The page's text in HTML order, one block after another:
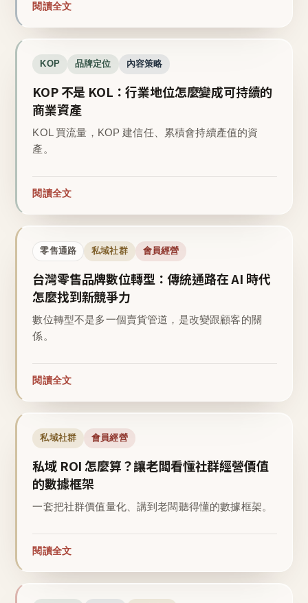
閱讀全文
KOP 品牌定位 內容策略
KOP 不是 KOL：行業地位怎麼變成可持續的
商業資產
KOL 買流量，KOP 建信任、累積會持續產值的資
產。
閱讀全文
零售通路 私域社群 會員經營
台灣零售品牌數位轉型：傳統通路在 AI 時代
怎麼找到新競爭力
數位轉型不是多一個賣貨管道，是改變跟顧客的關
係。
閱讀全文
私域社群 會員經營
私域 ROI 怎麼算？讓老闆看懂社群經營價值
的數據框架
一套把社群價值量化、講到老闆聽得懂的數據框架。
閱讀全文